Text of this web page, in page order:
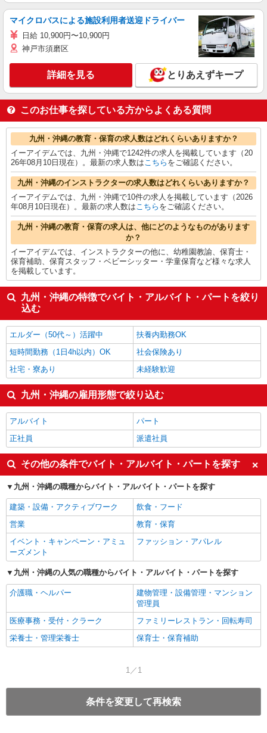
マイクロバスによる施設利用者送迎ドライバー
日給 10,900円〜10,900円
神戸市須磨区
詳細を見る とりあえずキープ
このお仕事を探している方からよくある質問
九州・沖縄の教育・保育の求人数はどれくらいありますか？
イーアイデムでは、九州・沖縄で1242件の求人を掲載しています（20
26年08月10日現在）。最新の求人数はこちら をご確認ください。
九州・沖縄のインストラクターの求人数はどれくらいありますか？
イーアイデムでは、九州・沖縄で10件の求人を掲載しています（2026
年08月10日現在）。最新の求人数はこちら をご確認ください。
九州・沖縄の教育・保育の求人は、他にどのようなものがあります
か？
イーアイデムでは、インストラクターの他に、幼稚園教諭、保育士・
保育補助、保育スタッフ・ベビーシッター・学童保育など様々な求人
を掲載しています。
九州・沖縄の特徴でバイト・アルバイト・パートを絞り
込む
エルダー（50代～）活躍中
扶養内勤務OK
短時間勤務（1日4h以内）OK
社会保険あり
社宅・寮あり
未経験歓迎
九州・沖縄の雇用形態で絞り込む
アルバイト
パート
正社員
派遣社員
その他の条件でバイト・アルバイト・パートを探す
九州・沖縄の職種からバイト・アルバイト・パートを探す
建築・設備・アクティブワーク
飲食・フード
営業
教育・保育
イベント・キャンペーン・アミュ
ーズメント
ファッション・アパレル
九州・沖縄の人気の職種からバイト・アルバイト・パートを探す
介護職・ヘルパー
建物管理・設備管理・マンション
管理員
医療事務・受付・クラーク
ファミリーレストラン・回転寿司
栄養士・管理栄養士
保育士・保育補助
1／1
条件を変更して再検索